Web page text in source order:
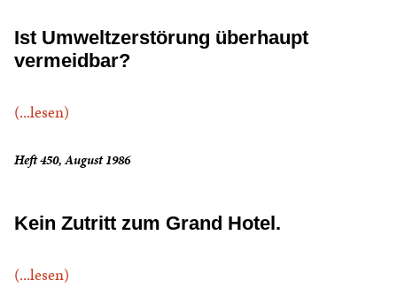
Ist Umweltzerstörung überhaupt
vermeidbar?
(...lesen)
Heft 450, August 1986
Kein Zutritt zum Grand Hotel.
(...lesen)